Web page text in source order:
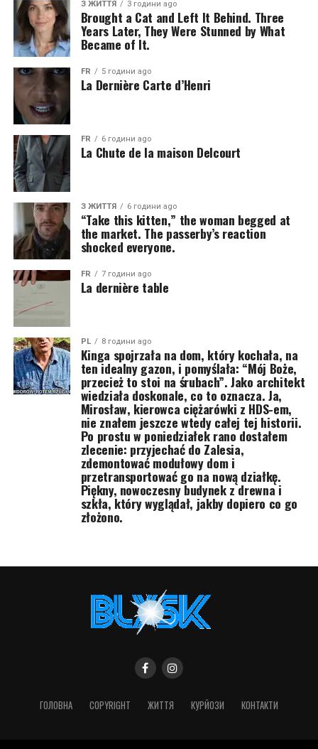
З ЖИТТЯ 3 години ago
Brought a Cat and Left It Behind. Three
Years Later, They Were Stunned by What
Became of It.
FR 5 години ago
La Dernière Carte d’Henri
FR 6 години ago
La Chute de la maison Delcourt
З ЖИТТЯ 6 години ago
“Take this kitten,” the woman begged at
the market. The passerby’s reaction
shocked everyone.
FR 7 години ago
La dernière table
PL 8 години ago
Kinga spojrzała na dom, który kochała, na
ten idealny gazon, i pomyślała: “Mój Boże,
przecież to stoi na śrubach”. Jako architekt
wiedziała doskonale, co to oznacza. Ja,
Mirosław, kierowca ciężarówki z HDS-em,
nie znałem jeszcze wtedy całej tej historii.
Po prostu w poniedziałek rano dostałem
zlecenie: przyjechać do Zalesia,
zdemontować modułowy dom i
przetransportować go na nową działkę.
Piękny, nowoczesny budynek z drewna i
szkła, który wyglądał, jakby dopiero co go
złożono.
ГОЛОВНА COPYRIGHT ЖИТТЯ КУРЙОЗИ КОНТАКТИ